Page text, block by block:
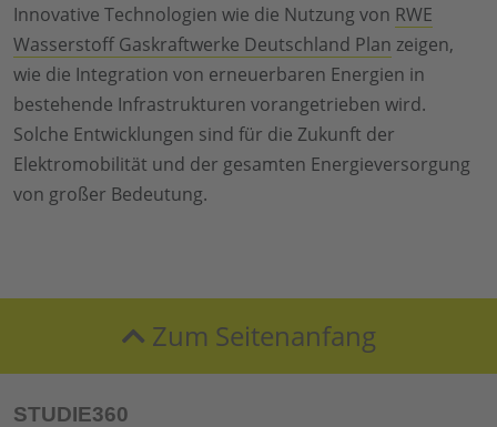
Innovative Technologien wie die Nutzung von RWE
Wasserstoff Gaskraftwerke Deutschland Plan zeigen,
wie die Integration von erneuerbaren Energien in
bestehende Infrastrukturen vorangetrieben wird.
Solche Entwicklungen sind für die Zukunft der
Elektromobilität und der gesamten Energieversorgung
von großer Bedeutung.
Zum Seitenanfang
STUDIE360